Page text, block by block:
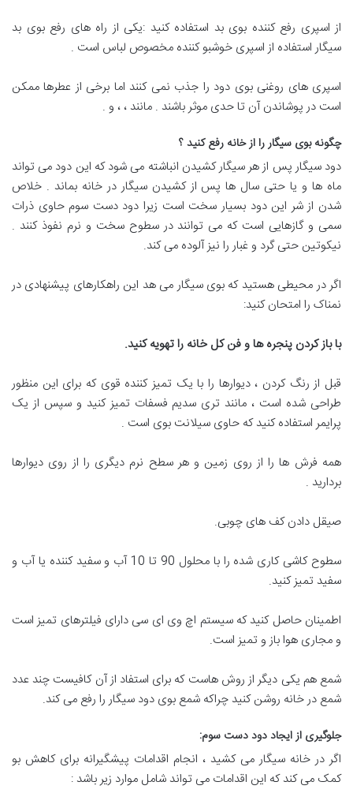
از اسپری رفع کننده بوی بد استفاده کنید :یکی از راه های رفع بوی بد
سیگار استفاده از اسپری خوشبو کننده مخصوص لباس است .
اسپری های روغنی بوی دود را جذب نمی کنند اما برخی از عطرها ممکن
است در پوشاندن آن تا حدی موثر باشند . مانند ، ، و .
چگونه بوی سیگار را از خانه رفع کنید ؟
دود سیگار پس از هر سیگار کشیدن انباشته می شود که این دود می تواند
ماه ها و یا حتی سال ها پس از کشیدن سیگار در خانه بماند . خلاص
شدن از شر این دود بسیار سخت است زیرا دود دست سوم حاوی ذرات
سمی و گازهایی است که می توانند در سطوح سخت و نرم نفوذ کنند .
نیکوتین حتی گرد و غبار را نیز آلوده می کند.
اگر در محیطی هستید که بوی سیگار می هد این راهکارهای پیشنهادی در
نمناک را امتحان کنید:
با باز کردن پنجره ها و فن کل خانه را تهویه کنید.
قبل از رنگ کردن ، دیوارها را با یک تمیز کننده قوی که برای این منظور
طراحی شده است ، مانند تری سدیم فسفات تمیز کنید و سپس از یک
پرایمر استفاده کنید که حاوی سیلانت بوی است .
همه فرش ها را از روی زمین و هر سطح نرم دیگری را از روی دیوارها
بردارید .
صیقل دادن کف های چوبی.
سطوح کاشی کاری شده را با محلول 90 تا 10 آب و سفید کننده یا آب و
سفید تمیز کنید.
اطمینان حاصل کنید که سیستم اچ وی ای سی دارای فیلترهای تمیز است
و مجاری هوا باز و تمیز است.
شمع هم یکی دیگر از روش هاست که برای استفاد از آن کافیست چند عدد
شمع در خانه روشن کنید چراکه شمع بوی دود سیگار را رفع می کند.
جلوگیری از ایجاد دود دست سوم:
اگر در خانه سیگار می کشید ، انجام اقدامات پیشگیرانه برای کاهش بو
کمک می کند که این اقدامات می تواند شامل موارد زیر باشد :